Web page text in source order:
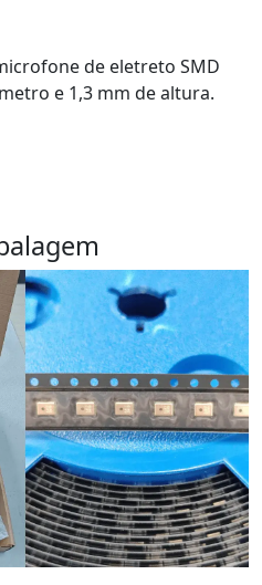
de eletreto SMD
e 1,3 mm de altura.